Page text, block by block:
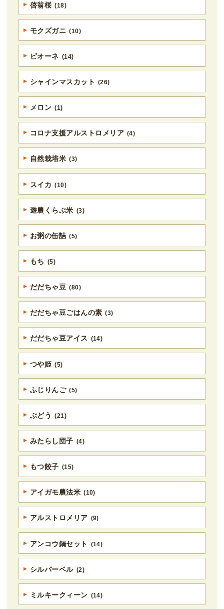
啓翁桜 (18)
モクズガニ (10)
ピオーネ (14)
シャインマスカット (26)
メロン (1)
コロナ支援アルストロメリア (4)
自然栽培米 (3)
スイカ (10)
遊農くらぶ米 (3)
お粥の缶詰 (5)
もち (5)
だだちゃ豆 (80)
だだちゃ豆ごはんの素 (3)
だだちゃ豆アイス (14)
つや姫 (5)
ふじりんご (5)
ぶどう (21)
みたらし団子 (4)
もつ餃子 (15)
アイガモ農法米 (10)
アルストロメリア (9)
アンコウ鍋セット (14)
シルバーベル (2)
ミルキークィーン (14)